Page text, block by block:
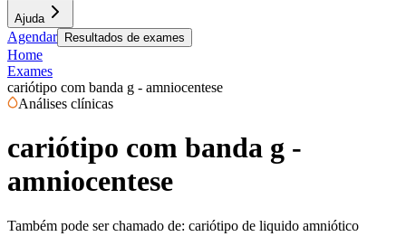
Ajuda
Agendar Resultados de exames
Home
Exames
cariótipo com banda g - amniocentese
Análises clínicas
cariótipo com banda g -
amniocentese
Também pode ser chamado de: cariótipo de liquido amniótico